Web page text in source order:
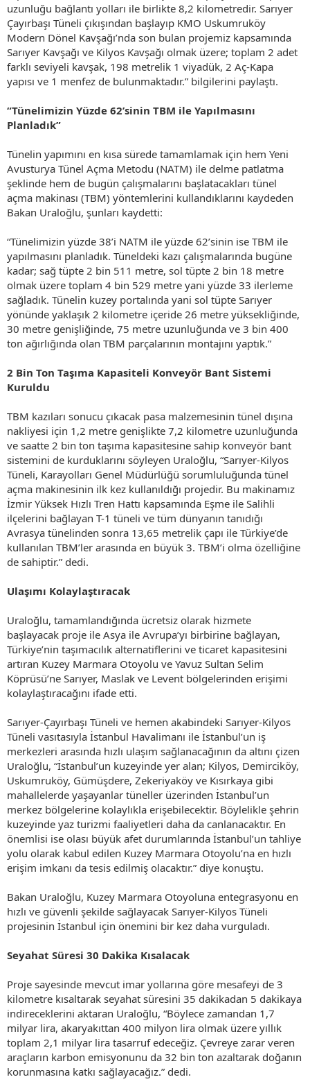
uzunluğu bağlantı yolları ile birlikte 8,2 kilometredir. Sarıyer
Çayırbaşı Tüneli çıkışından başlayıp KMO Uskumruköy
Modern Dönel Kavşağı’nda son bulan projemiz kapsamında
Sarıyer Kavşağı ve Kilyos Kavşağı olmak üzere; toplam 2 adet
farklı seviyeli kavşak, 198 metrelik 1 viyadük, 2 Aç-Kapa
yapısı ve 1 menfez de bulunmaktadır.” bilgilerini paylaştı.
“Tünelimizin Yüzde 62’sinin TBM ile Yapılmasını
Planladık”
Tünelin yapımını en kısa sürede tamamlamak için hem Yeni
Avusturya Tünel Açma Metodu (NATM) ile delme patlatma
şeklinde hem de bugün çalışmalarını başlatacakları tünel
açma makinası (TBM) yöntemlerini kullandıklarını kaydeden
Bakan Uraloğlu, şunları kaydetti:
“Tünelimizin yüzde 38’i NATM ile yüzde 62’sinin ise TBM ile
yapılmasını planladık. Tüneldeki kazı çalışmalarında bugüne
kadar; sağ tüpte 2 bin 511 metre, sol tüpte 2 bin 18 metre
olmak üzere toplam 4 bin 529 metre yani yüzde 33 ilerleme
sağladık. Tünelin kuzey portalında yani sol tüpte Sarıyer
yönünde yaklaşık 2 kilometre içeride 26 metre yüksekliğinde,
30 metre genişliğinde, 75 metre uzunluğunda ve 3 bin 400
ton ağırlığında olan TBM parçalarının montajını yaptık.”
2 Bin Ton Taşıma Kapasiteli Konveyör Bant Sistemi
Kuruldu
TBM kazıları sonucu çıkacak pasa malzemesinin tünel dışına
nakliyesi için 1,2 metre genişlikte 7,2 kilometre uzunluğunda
ve saatte 2 bin ton taşıma kapasitesine sahip konveyör bant
sistemini de kurduklarını söyleyen Uraloğlu, “Sarıyer-Kilyos
Tüneli, Karayolları Genel Müdürlüğü sorumluluğunda tünel
açma makinesinin ilk kez kullanıldığı projedir. Bu makinamız
İzmir Yüksek Hızlı Tren Hattı kapsamında Eşme ile Salihli
ilçelerini bağlayan T-1 tüneli ve tüm dünyanın tanıdığı
Avrasya tünelinden sonra 13,65 metrelik çapı ile Türkiye’de
kullanılan TBM’ler arasında en büyük 3. TBM’i olma özelliğine
de sahiptir.” dedi.
Ulaşımı Kolaylaştıracak
Uraloğlu, tamamlandığında ücretsiz olarak hizmete
başlayacak proje ile Asya ile Avrupa’yı birbirine bağlayan,
Türkiye’nin taşımacılık alternatiflerini ve ticaret kapasitesini
artıran Kuzey Marmara Otoyolu ve Yavuz Sultan Selim
Köprüsü’ne Sarıyer, Maslak ve Levent bölgelerinden erişimi
kolaylaştıracağını ifade etti.
Sarıyer-Çayırbaşı Tüneli ve hemen akabindeki Sarıyer-Kilyos
Tüneli vasıtasıyla İstanbul Havalimanı ile İstanbul’un iş
merkezleri arasında hızlı ulaşım sağlanacağının da altını çizen
Uraloğlu, “İstanbul’un kuzeyinde yer alan; Kilyos, Demirciköy,
Uskumruköy, Gümüşdere, Zekeriyaköy ve Kısırkaya gibi
mahallelerde yaşayanlar tüneller üzerinden İstanbul’un
merkez bölgelerine kolaylıkla erişebilecektir. Böylelikle şehrin
kuzeyinde yaz turizmi faaliyetleri daha da canlanacaktır. En
önemlisi ise olası büyük afet durumlarında İstanbul’un tahliye
yolu olarak kabul edilen Kuzey Marmara Otoyolu’na en hızlı
erişim imkanı da tesis edilmiş olacaktır.” diye konuştu.
Bakan Uraloğlu, Kuzey Marmara Otoyoluna entegrasyonu en
hızlı ve güvenli şekilde sağlayacak Sarıyer-Kilyos Tüneli
projesinin İstanbul için önemini bir kez daha vurguladı.
Seyahat Süresi 30 Dakika Kısalacak
Proje sayesinde mevcut imar yollarına göre mesafeyi de 3
kilometre kısaltarak seyahat süresini 35 dakikadan 5 dakikaya
indireceklerini aktaran Uraloğlu, “Böylece zamandan 1,7
milyar lira, akaryakıttan 400 milyon lira olmak üzere yıllık
toplam 2,1 milyar lira tasarruf edeceğiz. Çevreye zarar veren
araçların karbon emisyonunu da 32 bin ton azaltarak doğanın
korunmasına katkı sağlayacağız.” dedi.